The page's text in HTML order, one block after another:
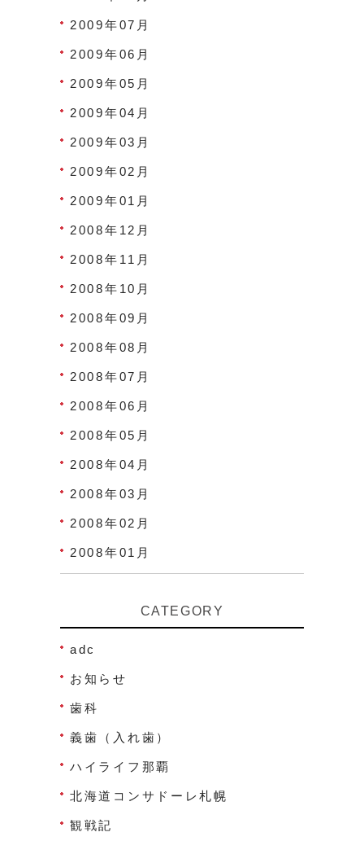
2009年07月
2009年06月
2009年05月
2009年04月
2009年03月
2009年02月
2009年01月
2008年12月
2008年11月
2008年10月
2008年09月
2008年08月
2008年07月
2008年06月
2008年05月
2008年04月
2008年03月
2008年02月
2008年01月
CATEGORY
adc
お知らせ
歯科
義歯（入れ歯）
ハイライフ那覇
北海道コンサドーレ札幌
観戦記